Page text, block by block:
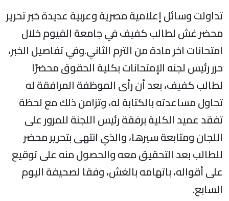
تداولت وسائل إعلامية مصرية وعربية عديدة خبر تحرير
محضر غش لطالب كفيف في جامعة الفيوم خلال
امتحانات اخر مادة من الترم الثاني.وفي تفاصيل الخبر،
حرر رئيس لجنه الإمتحانات بكلية الحقوق محضرًا
لطالب كفيف، بعد أن رأى الموظفة المرافقة له
تحاول مساعدته بالكتابة له، وتزامن ذلك مع لحظة
تفقد عميد الكلية برفقة رئيس اللجنة للمرور على
اللجان ومتابعة سيرها، والذي انتهى بتحرير محضر
للطالب بعد التحقيق معه والحصول منه على توقيع
على أقواله، باتهامه بالغش، وفقا لصحيفة اليوم
السابع.